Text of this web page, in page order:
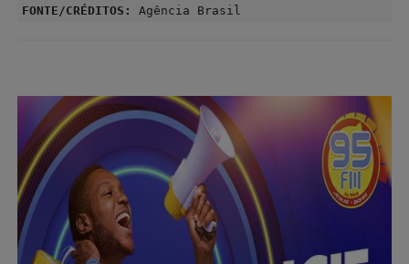
FONTE/CRÉDITOS: Agência Brasil